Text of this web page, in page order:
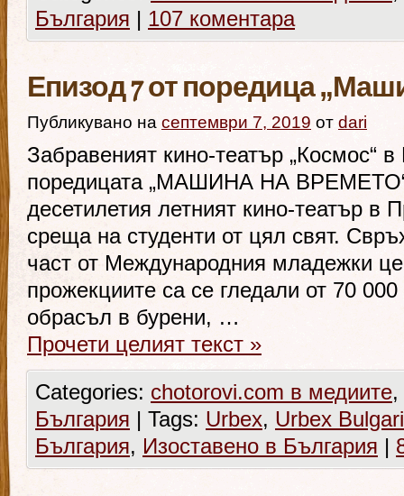
България | 107 коментара
Епизод 7 от поредица
Публикувано на септември 7, 2019 от dari
Забравеният кино-театър „Космос“
поредицата „МАШИНА НА
десетилетия летният кино-театър в
среща на студенти от цял свят.
част от Международния младежки
прожекциите са се гледали от 70
обрасъл в бурени, …
Прочети целият текст »
Categories: chotorovi.com в медиите,
България | Tags: Urbex, Urbex
България, Изоставено в България |